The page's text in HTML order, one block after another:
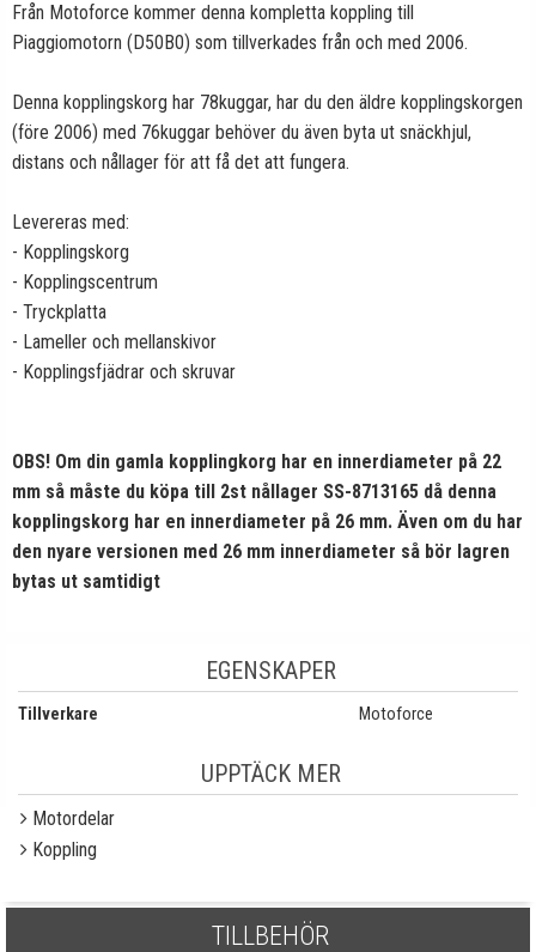
Från Motoforce kommer denna kompletta koppling till
Piaggiomotorn (D50B0) som tillverkades från och med 2006.
Denna kopplingskorg har 78kuggar, har du den äldre kopplingskorgen
(före 2006) med 76kuggar behöver du även byta ut snäckhjul,
distans och nållager för att få det att fungera.
Levereras med:
- Kopplingskorg
- Kopplingscentrum
- Tryckplatta
- Lameller och mellanskivor
- Kopplingsfjädrar och skruvar
OBS! Om din gamla kopplingkorg har en innerdiameter på 22
mm så måste du köpa till 2st nållager SS-8713165 då denna
kopplingskorg har en innerdiameter på 26 mm. Även om du har
den nyare versionen med 26 mm innerdiameter så bör lagren
bytas ut samtidigt
EGENSKAPER
Tillverkare Motoforce
UPPTÄCK MER
Motordelar
Koppling
TILLBEHÖR